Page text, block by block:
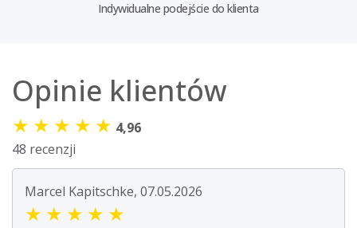
Indywidualne podejście do klienta
Opinie klientów
★ ★ ★ ★ ★ 4,96
48 recenzji
Marcel Kapitschke, 07.05.2026
★ ★ ★ ★ ★